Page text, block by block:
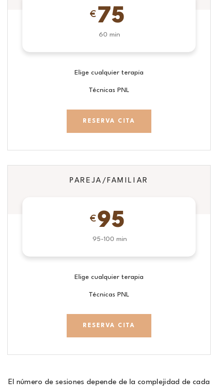
€ 75
60 min
Elige cualquier terapia
Técnicas PNL
RESERVA CITA
PAREJA/FAMILIAR
€ 95
95-100 min
Elige cualquier terapia
Técnicas PNL
RESERVA CITA
El número de sesiones depende de la complejidad de cada